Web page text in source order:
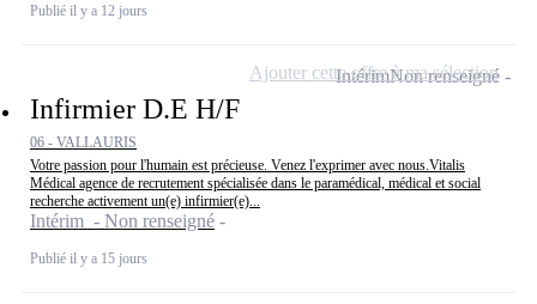
Publié il y a 12 jours
Infirmier D.E H/F
06 - VALLAURIS
Votre passion pour l'humain est précieuse. Venez l'exprimer avec nous.Vitalis
Médical agence de recrutement spécialisée dans le paramédical, médical et social
recherche activement un(e) infirmier(e)...
Intérim - Non renseigné
Publié il y a 15 jours
IntérimNon renseigné
Ajouter cette offre à ma sélection